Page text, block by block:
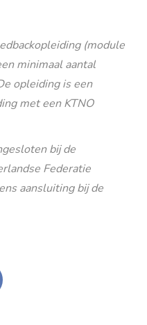
(module
minimaal aantal
opleiding is een
met een KTNO
bij de
Federatie
aansluiting bij de